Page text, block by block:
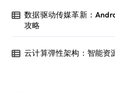
数据驱动传媒革新：
攻略
云计算弹性架构：智能资